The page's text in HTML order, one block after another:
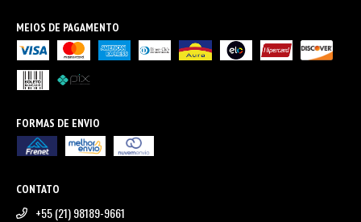
MEIOS DE PAGAMENTO
FORMAS DE ENVIO
CONTATO
+55 (21) 98189-9661